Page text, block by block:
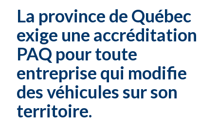
La province de Québec
exige une accréditation
PAQ pour toute
entreprise qui modifie
des véhicules sur son
territoire.